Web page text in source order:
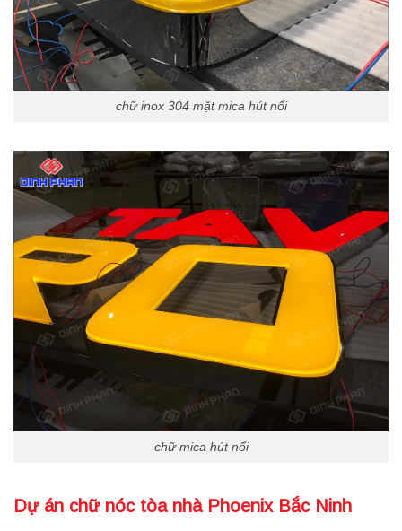
chữ inox 304 mặt mica hút nổi
chữ mica hút nổi
Dự án chữ nóc tòa nhàPhoenix Bắc Ninh